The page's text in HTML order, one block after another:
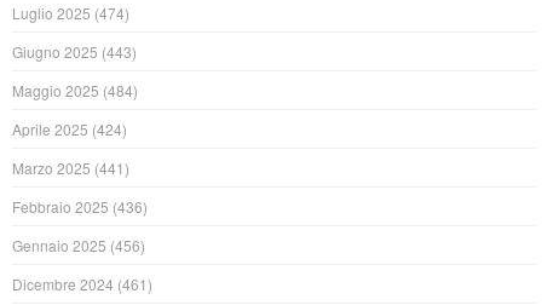
Luglio 2025 (474)
Giugno 2025 (443)
Maggio 2025 (484)
Aprile 2025 (424)
Marzo 2025 (441)
Febbraio 2025 (436)
Gennaio 2025 (456)
Dicembre 2024 (461)